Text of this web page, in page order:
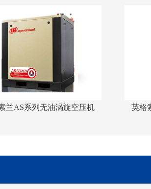
兰AS系列无油涡旋空压机 英格